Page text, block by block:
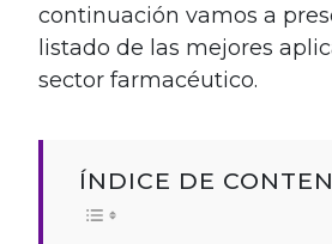
continuación vamos a
listado de las mejores
sector farmacéutico.
ÍNDICE DE